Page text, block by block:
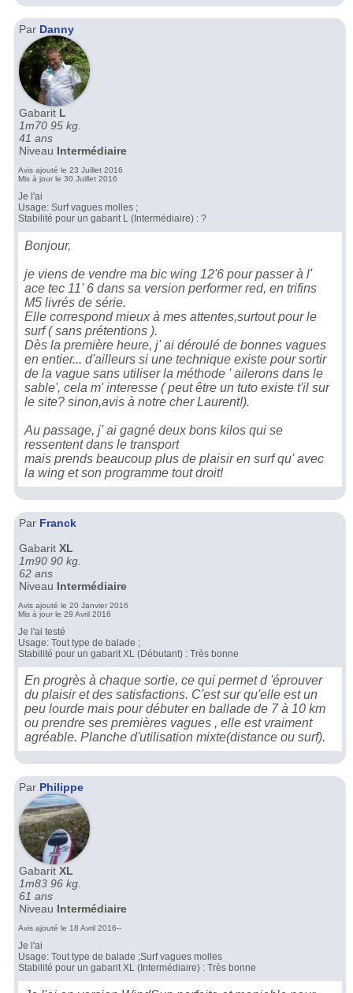
Par Danny
Gabarit L
1m70 95 kg.
41 ans
Niveau Intermédiaire
Avis ajouté le 23 Juillet 2016
Mis à jour le 30 Juillet 2016
Je l'ai
Usage: Surf vagues molles ;
Stabilité pour un gabarit L (Intermédiaire) : ?
Bonjour,
je viens de vendre ma bic wing 12'6 pour passer à l'
ace tec 11' 6 dans sa version performer red, en trifins
M5 livrés de série.
Elle correspond mieux à mes attentes,surtout pour le
surf ( sans prétentions ).
Dès la première heure, j' ai déroulé de bonnes vagues
en entier... d'ailleurs si une technique existe pour sortir
de la vague sans utiliser la méthode ' ailerons dans le
sable', cela m' interesse ( peut être un tuto existe t'il sur
le site? sinon,avis à notre cher Laurent!).
Au passage, j' ai gagné deux bons kilos qui se
ressentent dans le transport
mais prends beaucoup plus de plaisir en surf qu' avec
la wing et son programme tout droit!
Par Franck
Gabarit XL
1m90 90 kg.
62 ans
Niveau Intermédiaire
Avis ajouté le 20 Janvier 2016
Mis à jour le 29 Avril 2016
Je l'ai testé
Usage: Tout type de balade ;
Stabilité pour un gabarit XL (Débutant) : Très bonne
En progrès à chaque sortie, ce qui permet d 'éprouver
du plaisir et des satisfactions. C'est sur qu'elle est un
peu lourde mais pour débuter en ballade de 7 à 10 km
ou prendre ses premières vagues , elle est vraiment
agréable. Planche d'utilisation mixte(distance ou surf).
Par Philippe
Gabarit XL
1m83 96 kg.
61 ans
Niveau Intermédiaire
Avis ajouté le 18 Avril 2016--
Je l'ai
Usage: Tout type de balade ;Surf vagues molles
Stabilité pour un gabarit XL (Intermédiaire) : Très bonne